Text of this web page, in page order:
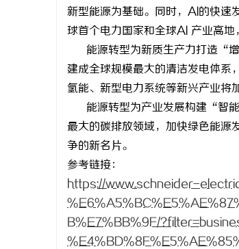
新型能源为基础。同时，AI的快速
球首个电力国家和全球AI 产业高地
能源转型为新质生产力打造 “
建成全球规模最大的清洁发电体
氢能、新型电力系统等新兴产业将
能源转型为产业发展构建 “智
最大的碳排放领域，加快绿色能源
争的新名片。
参考链接：
https://www.schneider-
B%E7%BB%9F/